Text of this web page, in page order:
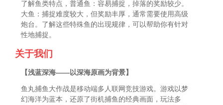
了解鱼类特点，普通鱼：容易捕捉，掉落的奖励较少。
大鱼：捕捉难度较大，但奖励丰厚，通常需要使用高级
炮台。了解这些特殊鱼的出现规律，可以帮助你有针对
性地捕捉。
关于我们
【浅蓝深海——以深海原画为背景】
鱼丸捕鱼大作战是移动端多人联网竞技游戏。游戏以梦
幻海洋为蓝本，还原了街机捕鱼的经典画面，玩法多